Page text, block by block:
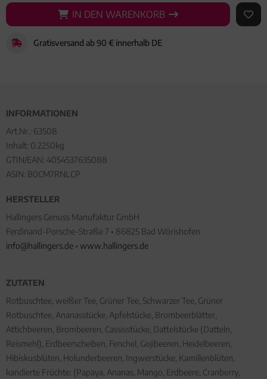
IN DEN WARENKORB
IN DEN WARENKORB AUF
Gratisversand ab 90 € innerhalb DE
INFORMATIONEN
Art.Nr.: 63508
Inhalt: 0.2250kg
GTIN/EAN: 4054537635088
ASIN: B0CM7RNLCP
HERSTELLER
Hallingers Genuss Manufaktur GmbH
Ferdinand-Porsche-Straße 7 • 86825 Bad Wörishofen
info@hallingers.de • www.hallingers.de
ZUTATEN
Rotbuschtee, weißer Tee, Grüner Tee, Schwarzer Tee, Grüner
Rotbuschtee, Ananasstücke, Apfelstücke, Brombeerblätter,
Attichbeeren, Brombeeren, Cassisstücke, Dattelstücke (Datteln,
Reismehl), Erdbeerscheiben, Fenchel, Gojibeeren, Heidelbeeren,
Hibiskusblüten, Holunderbeeren, Ingwerstücke, Kamillenblüten,
kandierte Früchte: (Papaya, Ananas, Mango, Erdbeere, Cranberry,